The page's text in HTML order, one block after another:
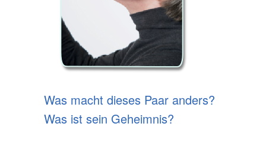
Was macht dieses Paar anders?
Was ist sein Geheimnis?